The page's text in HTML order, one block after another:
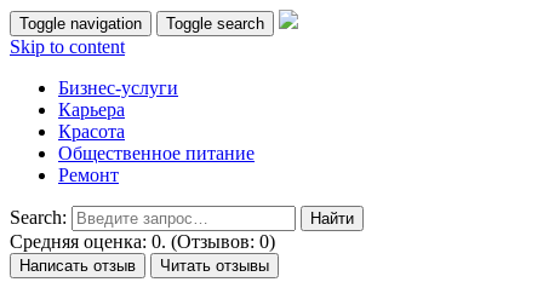
Toggle navigation Toggle search
Skip to content
Бизнес-услуги
Карьера
Красота
Общественное питание
Ремонт
Search:
Средняя оценка: 0. (Отзывов: 0)
Написать отзыв Читать отзывы